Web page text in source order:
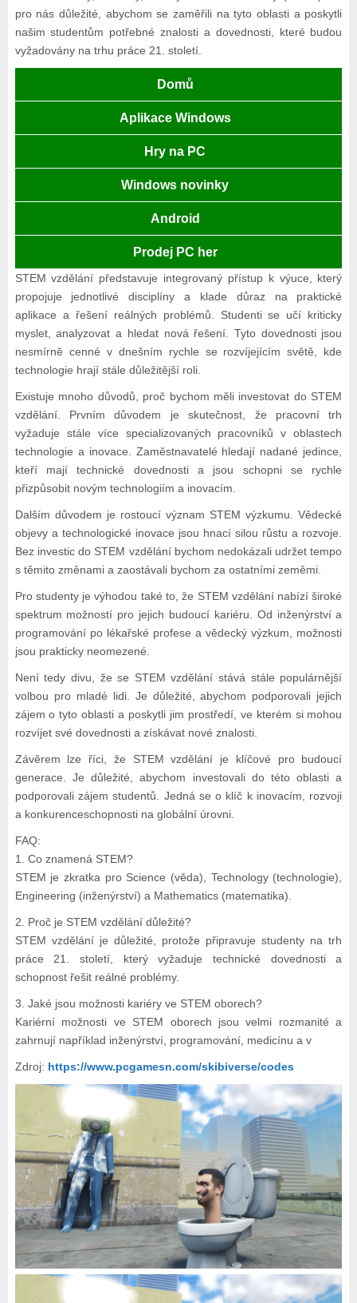
pro nás důležité, abychom se zaměřili na tyto oblasti a poskytli
našim studentům potřebné znalosti a dovednosti, které budou
vyžadovány na trhu práce 21. století.
Domů
Aplikace Windows
Hry na PC
Windows novinky
Android
Prodej PC her
STEM vzdělání představuje integrovaný přístup k výuce, který
propojuje jednotlivé disciplíny a klade důraz na praktické
aplikace a řešení reálných problémů. Studenti se učí kriticky
myslet, analyzovat a hledat nová řešení. Tyto dovednosti jsou
nesmírně cenné v dnešním rychle se rozvíjejícím světě, kde
technologie hrají stále důležitější roli.
Existuje mnoho důvodů, proč bychom měli investovat do STEM
vzdělání. Prvním důvodem je skutečnost, že pracovní trh
vyžaduje stále více specializovaných pracovníků v oblastech
technologie a inovace. Zaměstnavatelé hledají nadané jedince,
kteří mají technické dovednosti a jsou schopni se rychle
přizpůsobit novým technologiím a inovacím.
Dalším důvodem je rostoucí význam STEM výzkumu. Vědecké
objevy a technologické inovace jsou hnací silou růstu a rozvoje.
Bez investic do STEM vzdělání bychom nedokázali udržet tempo
s těmito změnami a zaostávali bychom za ostatními zeměmi.
Pro studenty je výhodou také to, že STEM vzdělání nabízí široké
spektrum možností pro jejich budoucí kariéru. Od inženýrství a
programování po lékařské profese a vědecký výzkum, možnosti
jsou prakticky neomezené.
Není tedy divu, že se STEM vzdělání stává stále populárnější
volbou pro mladé lidi. Je důležité, abychom podporovali jejich
zájem o tyto oblasti a poskytli jim prostředí, ve kterém si mohou
rozvíjet své dovednosti a získávat nové znalosti.
Závěrem lze říci, že STEM vzdělání je klíčové pro budoucí
generace. Je důležité, abychom investovali do této oblasti a
podporovali zájem studentů. Jedná se o klíč k inovacím, rozvoji
a konkurenceschopnosti na globální úrovni.
FAQ:
1. Co znamená STEM?
STEM je zkratka pro Science (věda), Technology (technologie),
Engineering (inženýrství) a Mathematics (matematika).
2. Proč je STEM vzdělání důležité?
STEM vzdělání je důležité, protože připravuje studenty na trh
práce 21. století, který vyžaduje technické dovednosti a
schopnost řešit reálné problémy.
3. Jaké jsou možnosti kariéry ve STEM oborech?
Kariérní možnosti ve STEM oborech jsou velmi rozmanité a
zahrnují například inženýrství, programování, medicínu a v
Zdroj: https://www.pcgamesn.com/skibiverse/codes